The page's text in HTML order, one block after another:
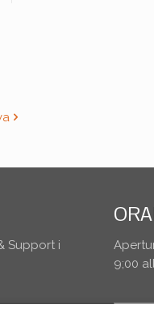
Support i
9;00